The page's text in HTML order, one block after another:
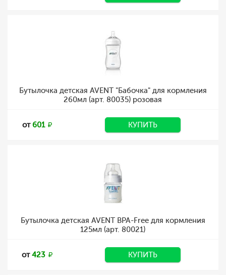
Бутылочка детская AVENT "Бабочка" для кормления
260мл (арт. 80035) розовая
от601 КУПИТЬ
Бутылочка детская AVENT BPA-Free для кормления
125мл (арт. 80021)
от423 КУПИТЬ